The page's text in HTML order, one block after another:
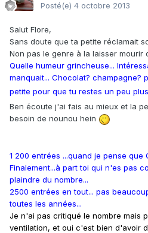
Posté(e) 4 octobre 2013
Salut Flore,
Sans doute que ta petite réclamait
Non pas le genre à la laisser mourir
Quelle humeur grincheuse...
manquait... Chocolat? champagne?
petite pour que tu restes un peu
Ben écoute j'ai fais au mieux et la
besoin de nounou hein
1 200 entrées ...quand je pense que
Finalement...à part toi qui n'es pas
plaindre du nombre...
2500 entrées en tout... pas
toutes les années...
Je n'ai pas critiqué le nombre mais
ventilation, et oui c'est bien d'avoir